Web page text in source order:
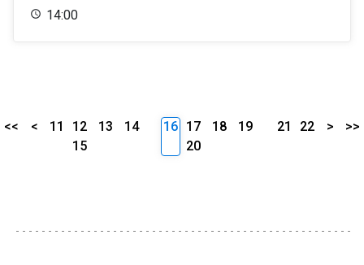
14:00
<< < 11 12 13
14
15
16 17 18
19
20
21 22 > >>